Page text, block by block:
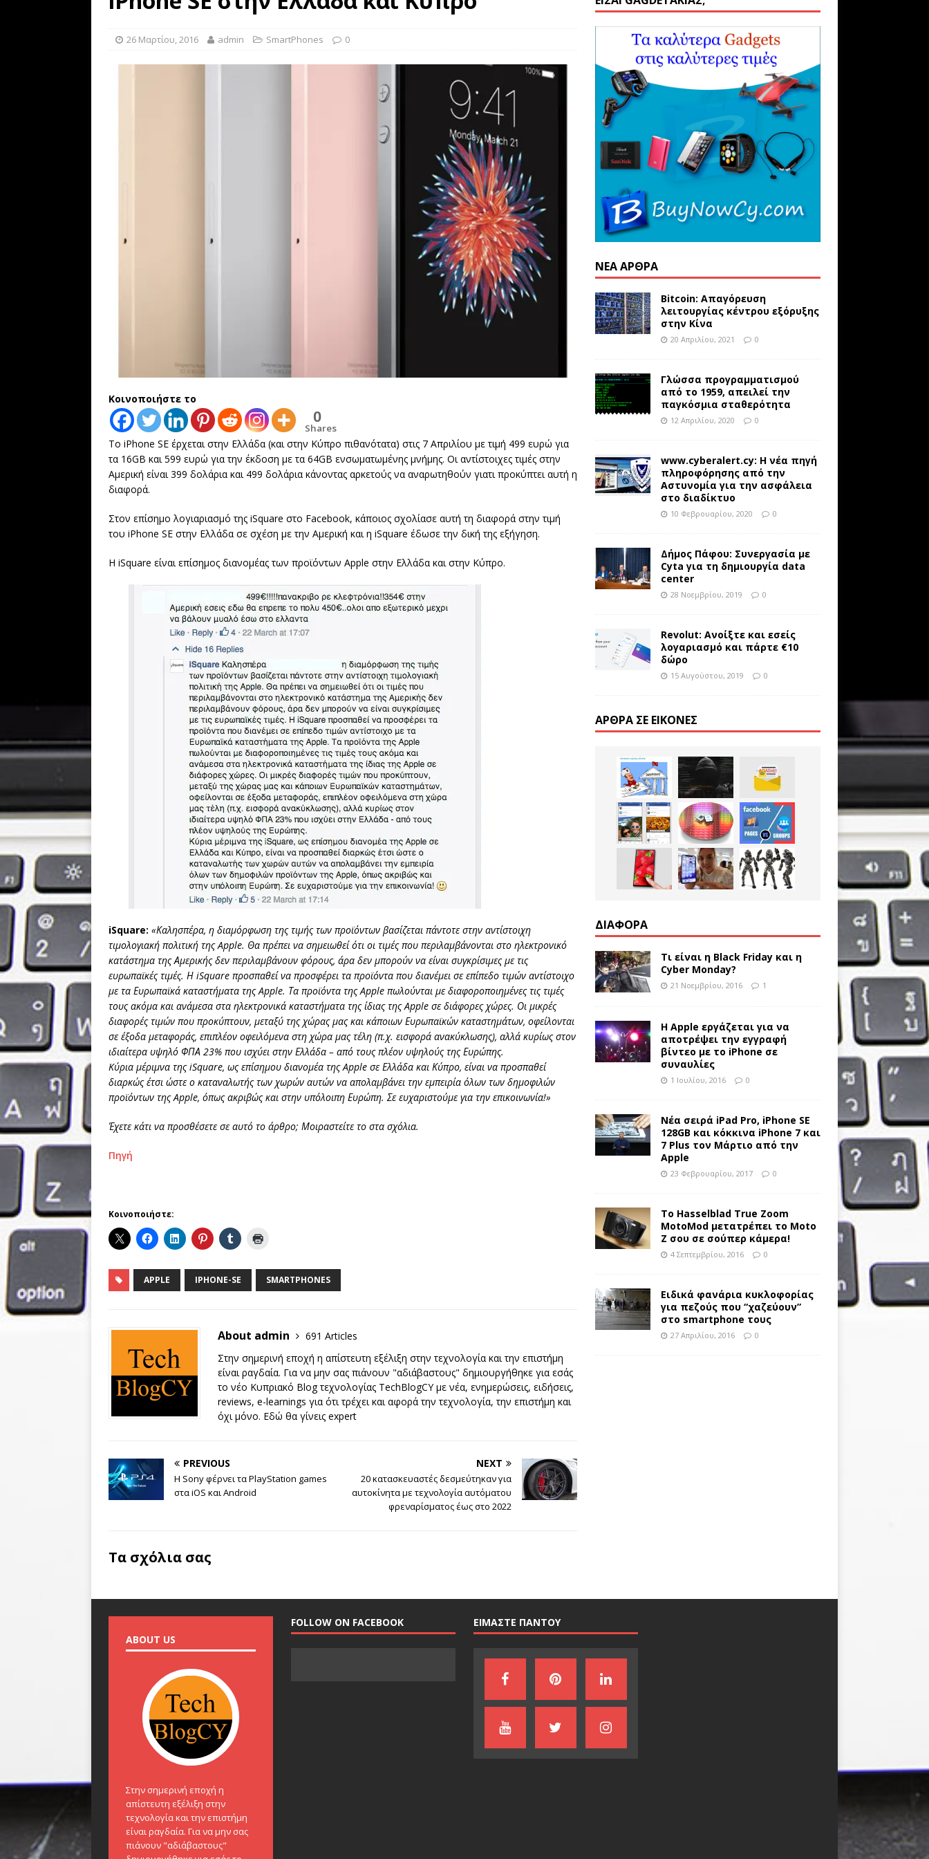
BUSINESS
[ 12 Απριλίου, 2020 ] Γλώσσα προγραμματισμού από το 1959, απειλεί την παγκόσμια
26 Μαρτίου, 2016 admin SmartPhones 0
Κοινοποιήστε το
0
Shares
Το iPhone SE έρχεται στην Ελλάδα (και στην Κύπρο πιθανότατα) στις 7 Απριλίου με τιμή 499 ευρώ για
τα 16GB και 599 ευρώ για την έκδοση με τα 64GB ενσωματωμένης μνήμης. Οι αντίστοιχες τιμές στην
Αμερική είναι 399 δολάρια και 499 δολάρια κάνοντας αρκετούς να αναρωτηθούν γιατι προκύπτει αυτή η
διαφορά.
Στον επίσημο λογιαριασμό της iSquare στο Facebook, κάποιος σχολίασε αυτή τη διαφορά στην τιμή
του iPhone SE στην Ελλάδα σε σχέση με την Αμερική και η iSquare έδωσε την δική της εξήγηση.
Η iSquare είναι επίσημος διανομέας των προϊόντων Apple στην Ελλάδα και στην Κύπρο.
iSquare: «Καλησπέρα, η διαμόρφωση της τιμής των προϊόντων βασίζεται πάντοτε στην αντίστοιχη
τιμολογιακή πολιτική της Apple. Θα πρέπει να σημειωθεί ότι οι τιμές που περιλαμβάνονται στο ηλεκτρονικό
κατάστημα της Αμερικής δεν περιλαμβάνουν φόρους, άρα δεν μπορούν να είναι συγκρίσιμες με τις
ευρωπαϊκές τιμές. Η iSquare προσπαθεί να προσφέρει τα προϊόντα που διανέμει σε επίπεδο τιμών αντίστοιχο
με τα Ευρωπαϊκά καταστήματα της Apple. Τα προϊόντα της Apple πωλούνται με διαφοροποιημένες τις τιμές
τους ακόμα και ανάμεσα στα ηλεκτρονικά καταστήματα της ίδιας της Apple σε διάφορες χώρες. Οι μικρές
διαφορές τιμών που προκύπτουν, μεταξύ της χώρας μας και κάποιων Ευρωπαϊκών καταστημάτων, οφείλονται
σε έξοδα μεταφοράς, επιπλέον οφειλόμενα στη χώρα μας τέλη (π.χ. εισφορά ανακύκλωσης), αλλά κυρίως στον
ιδιαίτερα υψηλό ΦΠΑ 23% που ισχύει στην Ελλάδα – από τους πλέον υψηλούς της Ευρώπης.
Kύρια μέριμνα της iSquare, ως επίσημου διανομέα της Apple σε Ελλάδα και Κύπρο, είναι να προσπαθεί
διαρκώς έτσι ώστε ο καταναλωτής των χωρών αυτών να απολαμβάνει την εμπειρία όλων των δημοφιλών
προϊόντων της Apple, όπως ακριβώς και στην υπόλοιπη Ευρώπη. Σε ευχαριστούμε για την επικοινωνία!»
Έχετε κάτι να προσθέσετεσε αυτό το άρθρο; Μοιραστείτε το στα σχόλια.
Πηγή
Κοινοποιήστε:
APPLE IPHONE-SE SMARTPHONES
About admin
691 Articles
Στην σημερινή εποχή η απίστευτη εξέλιξη στην τεχνολογία και την επιστήμη
είναι ραγδαία. Για να μην σας πιάνουν "αδιάβαστους" δημιουργήθηκε για εσάς
το νέο Κυπριακό Blog τεχνολογίας TechBlogCY με νέα, ενημερώσεις, ειδήσεις,
reviews, e-learnings για ότι τρέχει και αφορά την τεχνολογία, την επιστήμη και
όχι μόνο. Εδώ θα γίνεις expert
PREVIOUS
H Sony φέρνει τα PlayStation games
στα iOS και Android
NEXT
20 κατασκευαστές δεσμεύτηκαν για
αυτοκίνητα με τεχνολογία αυτόματου
φρεναρίσματος έως στο 2022
Τα σχόλια σας
ΝΈΑ ΆΡΘΡΑ
Bitcoin: Απαγόρευση
λειτουργίας κέντρου εξόρυξης
στην Κίνα
20 Απριλίου, 2021 0
Γλώσσα προγραμματισμού
από το 1959, απειλεί την
παγκόσμια σταθερότητα
12 Απριλίου, 2020 0
www.cyberalert.cy: Η νέα πηγή
πληροφόρησης από την
Αστυνομία για την ασφάλεια
στο διαδίκτυο
10 Φεβρουαρίου, 2020 0
Δήμος Πάφου: Συνεργασία με
Cyta για τη δημιουργία data
center
28 Νοεμβρίου, 2019 0
Revolut: Ανοίξτε και εσείς
λογαριασμό και πάρτε €10
δώρο
15 Αυγούστου, 2019 0
ΆΡΘΡΑ ΣΕ ΕΙΚΌΝΕΣ
ΔΙΑΦΟΡΑ
Τι είναι η Black Friday και η
Cyber Monday?
21 Νοεμβρίου, 2016 1
Η Apple εργάζεται για να
αποτρέψει την εγγραφή
βίντεο με το iPhone σε
συναυλίες
1 Ιουλίου, 2016 0
Νέα σειρά iPad Pro, iPhone SE
128GB και κόκκινα iPhone 7 και
7 Plus τον Μάρτιο από την
Apple
23 Φεβρουαρίου, 2017 0
Το Hasselblad True Zoom
MotoMod μετατρέπει το Moto
Z σου σε σούπερ κάμερα!
4 Σεπτεμβρίου, 2016 0
Ειδικά φανάρια κυκλοφορίας
για πεζούς που “χαζεύουν”
στο smartphone τους
27 Απριλίου, 2016 0
ABOUT US
Στην σημερινή εποχή η
απίστευτη εξέλιξη στην
τεχνολογία και την επιστήμη
είναι ραγδαία. Για να μην σας
πιάνουν "αδιάβαστους"
FOLLOW ON FACEBOOK ΕΙΜΑΣΤΕ ΠΑΝΤΟΥ